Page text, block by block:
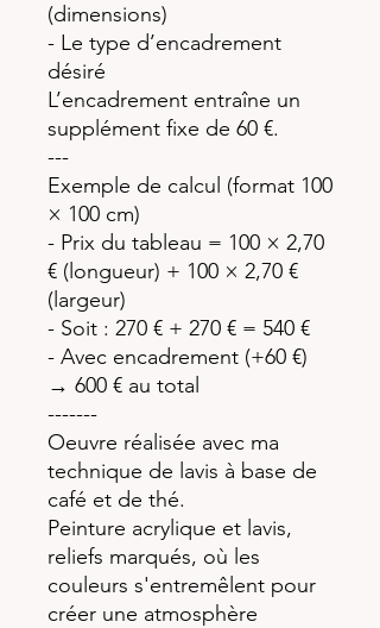
(dimensions)
- Le type d’encadrement
désiré
L’encadrement entraîne un
supplément fixe de 60 €.
---
Exemple de calcul (format 100
× 100 cm)
- Prix du tableau = 100 × 2,70
€ (longueur) + 100 × 2,70 €
(largeur)
- Soit : 270 € + 270 € = 540 €
- Avec encadrement (+60 €)
→ 600 € au total
-------
Oeuvre réalisée avec ma
technique de lavis à base de
café et de thé.
Peinture acrylique et lavis,
reliefs marqués, où les
couleurs s'entremêlent pour
créer une atmosphère